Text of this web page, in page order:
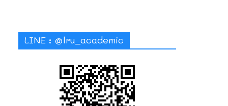
LINE : @lru_academic